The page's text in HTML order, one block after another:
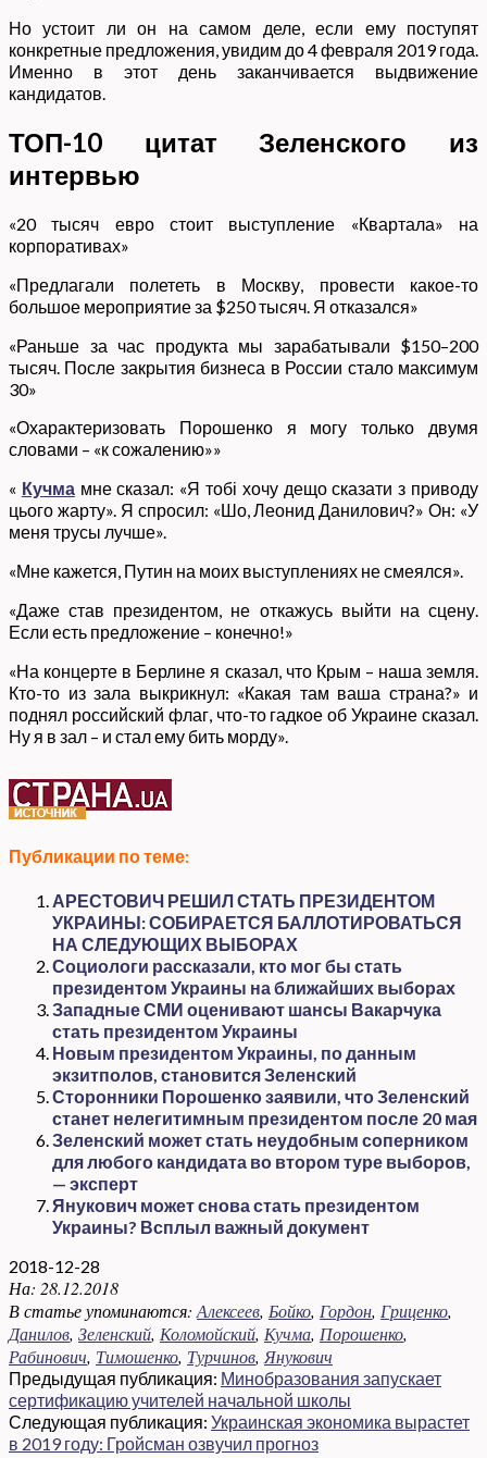
Но устоит ли он на самом деле, если ему поступят
конкретные предложения, увидим до 4 февраля 2019 года.
Именно в этот день заканчивается выдвижение
кандидатов.
ТОП-10 цитат Зеленского из
интервью
«20 тысяч евро стоит выступление «Квартала» на
корпоративах»
«Предлагали полететь в Москву, провести какое-то
большое мероприятие за $250 тысяч. Я отказался»
«Раньше за час продукта мы зарабатывали $150–200
тысяч. После закрытия бизнеса в России стало максимум
30»
«Охарактеризовать Порошенко я могу только двумя
словами – «к сожалению»»
« Кучма мне сказал: «Я тобі хочу дещо сказати з приводу
цього жарту». Я спросил: «Шо, Леонид Данилович?» Он: «У
меня трусы лучше».
«Мне кажется, Путин на моих выступлениях не смеялся».
«Даже став президентом, не откажусь выйти на сцену.
Если есть предложение – конечно!»
«На концерте в Берлине я сказал, что Крым – наша земля.
Кто-то из зала выкрикнул: «Какая там ваша страна?» и
поднял российский флаг, что-то гадкое об Украине сказал.
Ну я в зал – и стал ему бить морду».
Публикации по теме:
АРЕСТОВИЧ РЕШИЛ СТАТЬ ПРЕЗИДЕНТОМ
УКРАИНЫ: СОБИРАЕТСЯ БАЛЛОТИРОВАТЬСЯ
НА СЛЕДУЮЩИХ ВЫБОРАХ
Социологи рассказали, кто мог бы стать
президентом Украины на ближайших выборах
Западные СМИ оценивают шансы Вакарчука
стать президентом Украины
Новым президентом Украины, по данным
экзитполов, становится Зеленский
Сторонники Порошенко заявили, что Зеленский
станет нелегитимным президентом после 20 мая
Зеленский может стать неудобным соперником
для любого кандидата во втором туре выборов,
— эксперт
Янукович может снова стать президентом
Украины? Всплыл важный документ
2018-12-28
На: 28.12.2018
В статье упоминаются: Алексеев, Бойко, Гордон, Гриценко,
Данилов, Зеленский, Коломойский, Кучма, Порошенко,
Рабинович, Тимошенко, Турчинов, Янукович
Предыдущая публикация: Минобразования запускает
сертификацию учителей начальной школы
Следующая публикация: Украинская экономика вырастет
в 2019 году: Гройсман озвучил прогноз